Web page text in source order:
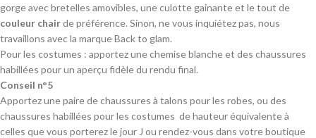
gorge avec bretelles amovibles, une culotte gainante et le tout de
couleur chairde préférence. Sinon, ne vous inquiétez pas, nous
travaillons avec la marque Back to glam.
Pour les costumes : apportez une chemise blanche et des chaussures
habillées pour un aperçu fidèle du rendu final.
Conseil n°5
Apportez une paire de chaussures à talons pour les robes, ou des
chaussures habillées pour les costumes de hauteur équivalente à
celles que vous porterez le jour J ou rendez-vous dans votre boutique